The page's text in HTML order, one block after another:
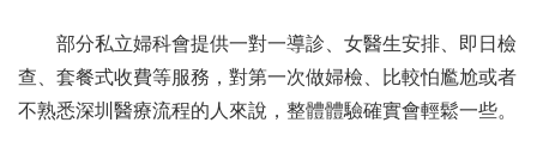
部分私立婦科會提供一對一導診、女醫生安排、即日檢
查、套餐式收費等服務，對第一次做婦檢、比較怕尷尬或者
不熟悉深圳醫療流程的人來說，整體體驗確實會輕鬆一些。